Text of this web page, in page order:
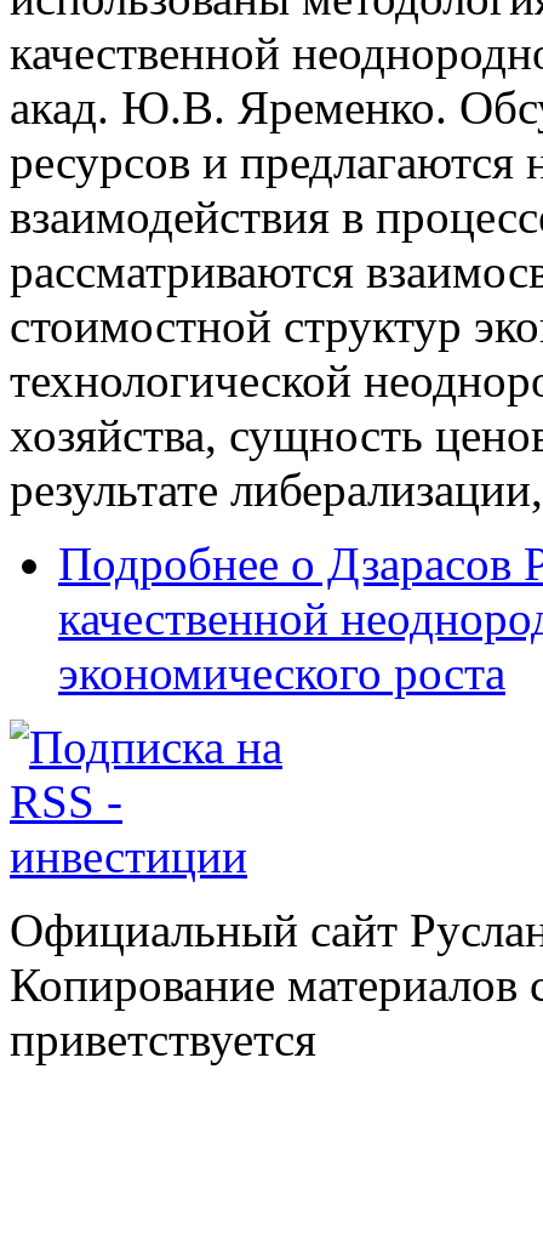
качественной
акад. Ю.В. Яременко.
ресурсов и
взаимодействия в
рассматриваются
стоимостной структур
технологической
хозяйства, сущность
результате
Подробнее о Дзарасов
качественной
экономического роста
Официальный сайт
Копирование материалов
приветствуется